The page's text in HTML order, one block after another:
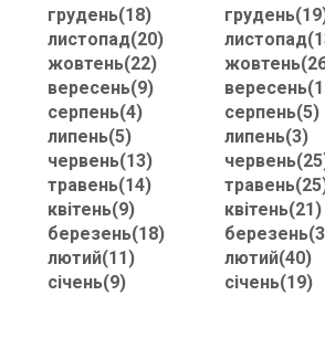
грудень(18)
листопад(20)
жовтень(22)
вересень(9)
серпень(4)
липень(5)
червень(13)
травень(14)
квітень(9)
березень(18)
лютий(11)
січень(9)
серпень(5)
липень(3)
квітень(21)
лютий(40)
січень(19)